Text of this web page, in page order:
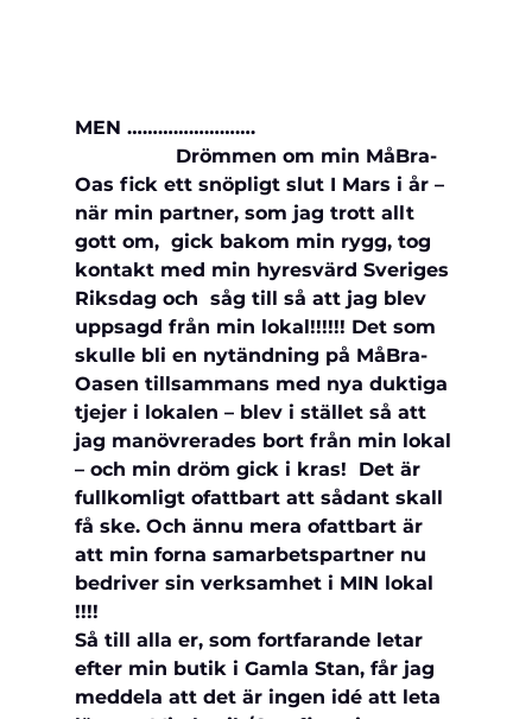
MEN …………………….
Drömmen om min MåBra-
Oas fick ett snöpligt slut I Mars i år –
när min partner, som jag trott allt
gott om,  gick bakom min rygg, tog
kontakt med min hyresvärd Sveriges
Riksdag och  såg till så att jag blev
uppsagd från min lokal!!!!!! Det som
skulle bli en nytändning på MåBra-
Oasen tillsammans med nya duktiga
tjejer i lokalen – blev i stället så att
jag manövrerades bort från min lokal
– och min dröm gick i kras!  Det är
fullkomligt ofattbart att sådant skall
få ske. Och ännu mera ofattbart är
att min forna samarbetspartner nu
bedriver sin verksamhet i MIN lokal
!!!!
Så till alla er, som fortfarande letar
efter min butik i Gamla Stan, får jag
meddela att det är ingen idé att leta